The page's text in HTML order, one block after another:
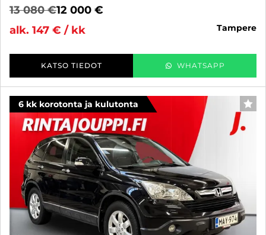
13 080 €12 000 €
alk. 147 € / kk
tampere
KATSO TIEDOT WHATSAPP
6 kk korotonta ja kulutonta